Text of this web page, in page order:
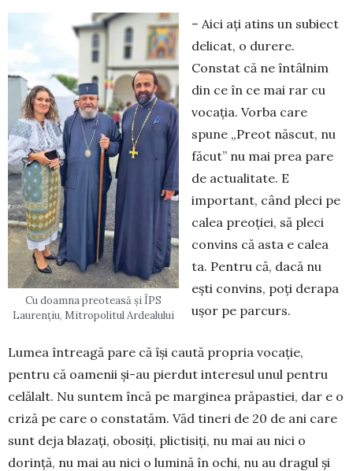
Cu doamna preoteasă și ÎPS
Laurențiu, Mitropolitul Ardealului
– Aici ați atins un subiect
delicat, o durere.
Constat că ne întâlnim
din ce în ce mai rar cu
vocația. Vorba care
spune „Preot născut, nu
făcut” nu mai prea pare
de actualitate. E
important, când pleci pe
calea preoției, să pleci
convins că asta e calea
ta. Pentru că, dacă nu
ești convins, poți derapa
ușor pe parcurs.
Lumea întreagă pare că își caută propria vocație,
pentru că oamenii și-au pierdut interesul unul pentru
celălalt. Nu suntem încă pe marginea prăpastiei, dar e o
criză pe care o constatăm. Văd tineri de 20 de ani care
sunt deja blazați, obosiți, plictisiți, nu mai au nici o
dorință, nu mai au nici o lumină în ochi, nu au dragul și